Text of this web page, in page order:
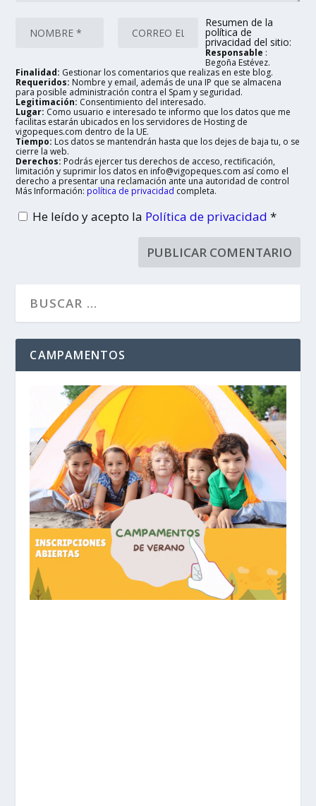
Resumen de la
política de
privacidad del sitio:
Responsable :
Begoña Estévez.
Finalidad: Gestionar los comentarios que realizas en este blog.
Requeridos: Nombre y email, además de una IP que se almacena
para posible administración contra el Spam y seguridad.
Legitimación: Consentimiento del interesado.
Lugar: Como usuario e interesado te informo que los datos que me
facilitas estarán ubicados en los servidores de Hosting de
vigopeques.com dentro de la UE.
Tiempo: Los datos se mantendrán hasta que los dejes de baja tu, o se
cierre la web.
Derechos: Podrás ejercer tus derechos de acceso, rectificación,
limitación y suprimir los datos en info@vigopeques.com así como el
derecho a presentar una reclamación ante una autoridad de control
Más Información: política de privacidad completa.
He leído y acepto la Política de privacidad*
CAMPAMENTOS